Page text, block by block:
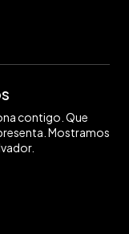
contigo. Que
Mostramos